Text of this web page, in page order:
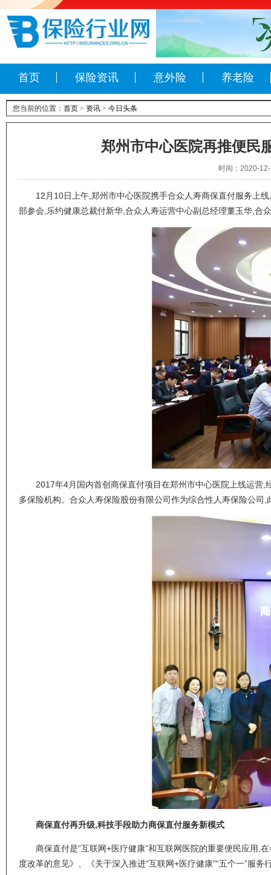
首页 保险资讯 意外险 养老险
您当前的位置： 首页 > 资讯 > 今日头条
郑州市中心医院再推便民
时间：2020-
12月10日上午,郑州市中心医院携手合众人寿商保直付服务上
部参会,乐约健康总裁付新华,合众人寿运营中心副总经理董玉华,合
2017年4月国内首创商保直付项目在郑州市中心医院上线运营
多保险机构。合众人寿保险股份有限公司作为综合性人寿保险公
商保直付再升级,科技手段助力商保直付服务新模式
商保直付是“互联网+医疗健康”和互联网医院的重要便民应用,
度改革的意见》、《关于深入推进“互联网+医疗健康”“五个一”服